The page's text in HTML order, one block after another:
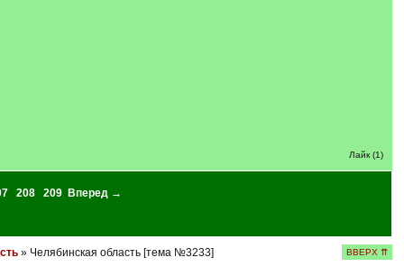
Лайк (1)
208 209
Вперед →
» Челябинская область [тема №3233] ВВЕРХ ⇈